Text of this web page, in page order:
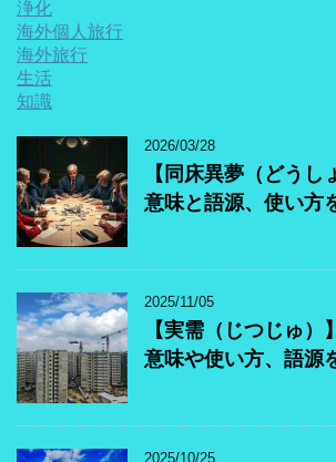
浄化
海外個人旅行
海外旅行
生活
知識
2026/03/28
【同床異夢（どうし
意味と語源、使い方
2025/11/05
【実需（じつじゅ）
意味や使い方、語源
2025/10/25